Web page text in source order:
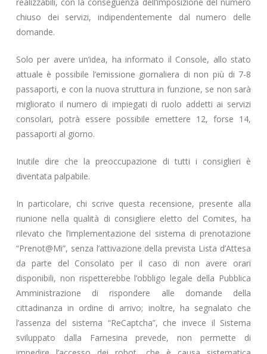
chiuso dei servizi, indipendentemente dal numero delle
domande.
Solo per avere un’idea, ha informato il Console, allo stato
attuale è possibile l’emissione giornaliera di non più di 7-8
passaporti, e con la nuova struttura in funzione, se non sarà
migliorato il numero di impiegati di ruolo addetti ai servizi
consolari, potrà essere possibile emettere 12, forse 14,
passaporti al giorno.
Inutile dire che la preoccupazione di tutti i consiglieri è
diventata palpabile.
In particolare, chi scrive questa recensione, presente alla
riunione nella qualità di consigliere eletto del Comites, ha
rilevato che l’implementazione del sistema di prenotazione
“Prenot@Mi”, senza l’attivazione della prevista Lista d’Attesa
da parte del Consolato per il caso di non avere orari
disponibili, non rispetterebbe l’obbligo legale della Pubblica
Amministrazione di rispondere alle domande della
cittadinanza in ordine di arrivo; inoltre, ha segnalato che
l’assenza del sistema “ReCaptcha”, che invece il Sistema
sviluppato dalla Farnesina prevede, non permette di